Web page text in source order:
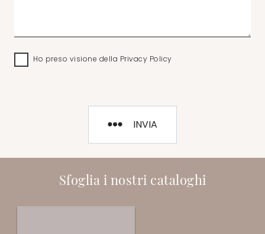
Sfoglia i nostri cataloghi
Ho preso visione della Privacy Policy
INVIA